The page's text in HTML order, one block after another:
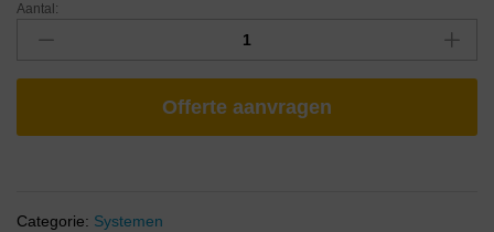
Aantal:
Offerte aanvragen
Categorie: Systemen